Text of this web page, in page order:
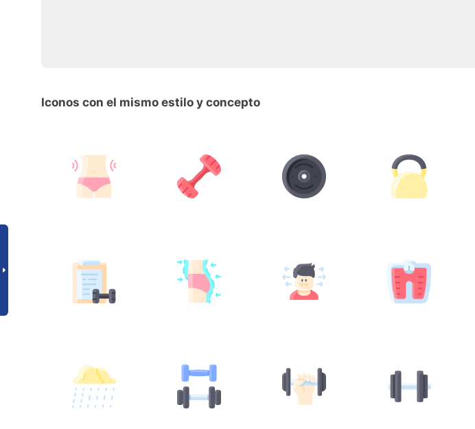
Iconos con el mismo estilo y concepto